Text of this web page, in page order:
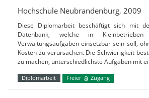
Hochschule Neubrandenburg, 2009
Diese Diplomarbeit beschäftigt sich mit
Datenbank, welche in
Verwaltungsaufgaben einsetzbar sein soll,
Kosten zu verursachen. Die Schwierigkeit
zu machen, unterschiedlichste Aufgaben mit
Diplomarbeit Freier Zugang